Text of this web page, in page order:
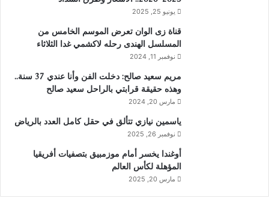
يونيو 25, 2025
قناة زى الوان تعرض الموسم الخامس من
المسلسل الهندى رحله لاكشمي غدا الثلاثاء
نوفمبر 11, 2024
مريم سعيد صالح: دخلت الفن وأنا عندي 37 سنة..
وهذه حقيقة قرابتي بالراحل سعيد صالح
مارس 20, 2024
ياسمين نيازي تتألق في حقل كامل العدد بالرياض
نوفمبر 26, 2025
أوغندا يخسر أمام موزمبيق بتصفيات أفريقيا
المؤهلة لكأس العالم
مارس 20, 2025